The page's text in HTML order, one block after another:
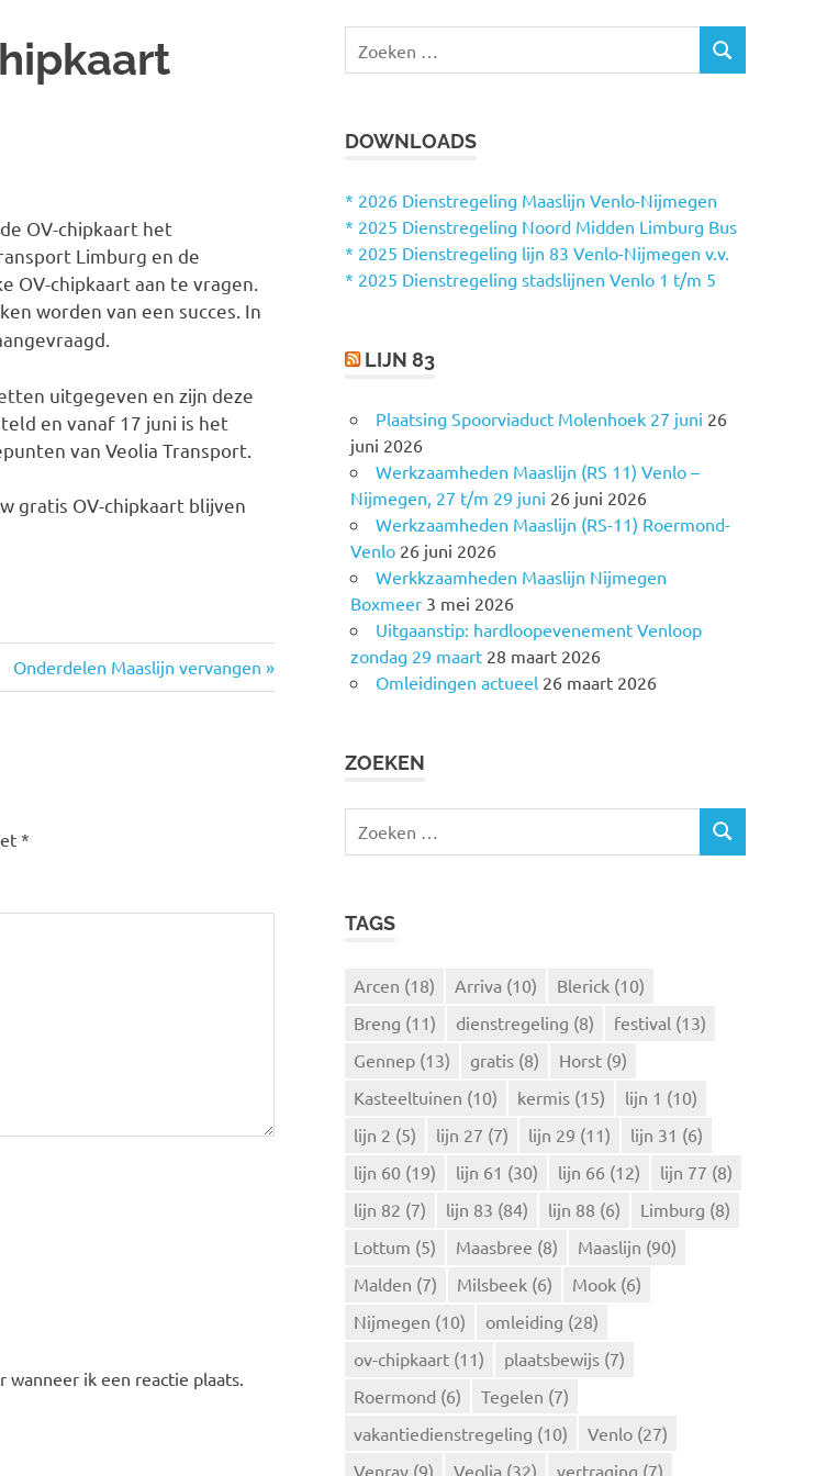
OV-chipkaart het
Limburg en de
OV-chipkaart aan te vragen.
worden van een succes. In
uitgegeven en zijn deze
en vanaf 17 juni is het
van Veolia Transport.
gratis OV-chipkaart blijven
Volgende
bericht:
Onderdelen Maaslijn vervangen
*
ik een reactie plaats.
e
n
a
a
r
Z
DOWNLOADS
* 2026 Dienstregeling Maaslijn Venlo-Nijmegen
* 2025 Dienstregeling Noord Midden Limburg Bus
* 2025 Dienstregeling lijn 83 Venlo-Nijmegen v.v.
* 2025 Dienstregeling stadslijnen Venlo 1 t/m 5
LIJN 83
Plaatsing Spoorviaduct Molenhoek 27 juni 26
juni 2026
Werkzaamheden Maaslijn (RS 11) Venlo –
Nijmegen, 27 t/m 29 juni 26 juni 2026
Werkzaamheden Maaslijn (RS-11) Roermond-
Venlo 26 juni 2026
Werkkzaamheden Maaslijn Nijmegen
Boxmeer 3 mei 2026
Uitgaanstip: hardloopevenement Venloop
zondag 29 maart 28 maart 2026
Omleidingen actueel 26 maart 2026
ZOEKEN
e
Z
TAGS
Arcen (18) Arriva (10) Blerick (10)
Breng (11) dienstregeling (8) festival (13)
Gennep (13) gratis (8) Horst (9)
Kasteeltuinen (10) kermis (15) lijn 1 (10)
lijn 2 (5) lijn 27 (7) lijn 29 (11) lijn 31 (6)
lijn 60 (19) lijn 61 (30) lijn 66 (12) lijn 77 (8)
lijn 82 (7) lijn 83 (84) lijn 88 (6) Limburg (8)
Lottum (5) Maasbree (8) Maaslijn (90)
Malden (7) Milsbeek (6) Mook (6)
Nijmegen (10) omleiding (28)
ov-chipkaart (11) plaatsbewijs (7)
Roermond (6) Tegelen (7)
vakantiedienstregeling (10) Venlo (27)
Venray (9) Veolia (32) vertraging (7)